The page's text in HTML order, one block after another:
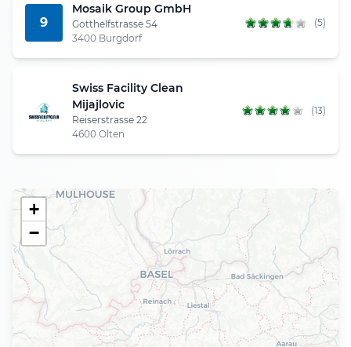
9
Mosaik Group GmbH
Gotthelfstrasse 54
3400 Burgdorf
(5)
Swiss Facility Clean
Mijajlovic
Reiserstrasse 22
4600 Olten
(13)
+
−